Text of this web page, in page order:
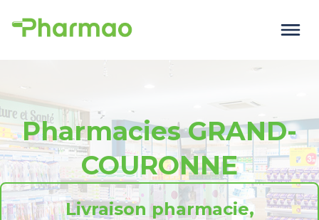
Pharmacies GRAND-
COURONNE
Livraison pharmacie,